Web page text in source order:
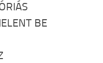
BE